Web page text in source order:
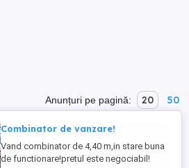
Anunțuri pe pagină: 20 50
Combinator de vanzare!
Vand combinator de 4,40 m,in stare buna
de functionare!pretul este negociabil!